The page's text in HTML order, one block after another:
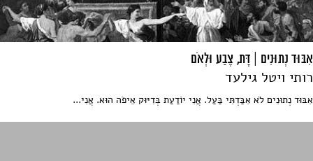
אִבּוּד נְתוּנִים | דָּת, צֶבַע וּלְאֹם
רותי ויטל גילעד
אִבּוּד נְתוּנִים לֹא אִבַּדְתִּי בַּעַל. אֲנִי יוֹדַעַת בְּדִיּוּק אֵיפֹה הוּא. אֲנִי...